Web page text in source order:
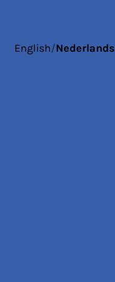
English/Nederlands